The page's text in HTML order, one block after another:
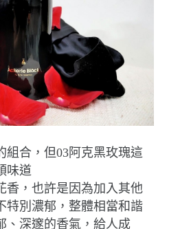
組合，但03阿克黑玫瑰這
味道
香，也許是因為加入其他
特別濃郁，整體相當和諧
、深邃的香氣，給人成